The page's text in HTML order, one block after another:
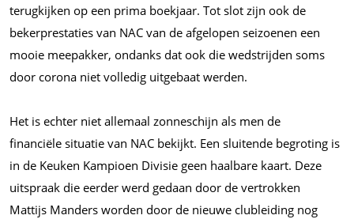
terugkijken op een prima boekjaar. Tot slot zijn ook de
bekerprestaties van NAC van de afgelopen seizoenen een
mooie meepakker, ondanks dat ook die wedstrijden soms
door corona niet volledig uitgebaat werden.
Het is echter niet allemaal zonneschijn als men de
financiële situatie van NAC bekijkt. Een sluitende begroting is
in de Keuken Kampioen Divisie geen haalbare kaart. Deze
uitspraak die eerder werd gedaan door de vertrokken
Mattijs Manders worden door de nieuwe clubleiding nog